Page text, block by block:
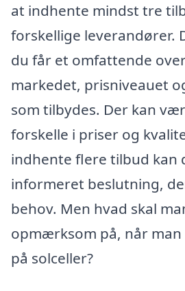
at indhente mindst tre
forskellige leverandører.
du får et omfattende
markedet, prisniveauet
som tilbydes. Der kan
forskelle i priser og
indhente flere tilbud kan
informeret beslutning,
behov. Men hvad skal
opmærksom på, når
på solceller?